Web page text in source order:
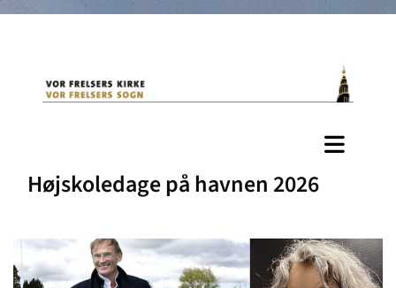
Højskoledage på havnen 2026